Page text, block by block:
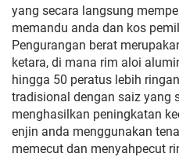
yang secara langsung
memandu anda dan kos
Pengurangan berat
ketara, di mana rim aloi
hingga 50 peratus lebih
tradisional dengan saiz yang
menghasilkan peningkatan
enjin anda menggunakan
memecut dan menyahpecut